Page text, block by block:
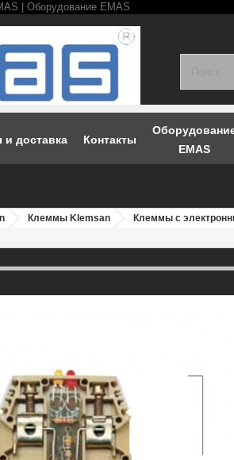
и доставка Контакты
EMAS
Клеммы Klemsan Клеммы с